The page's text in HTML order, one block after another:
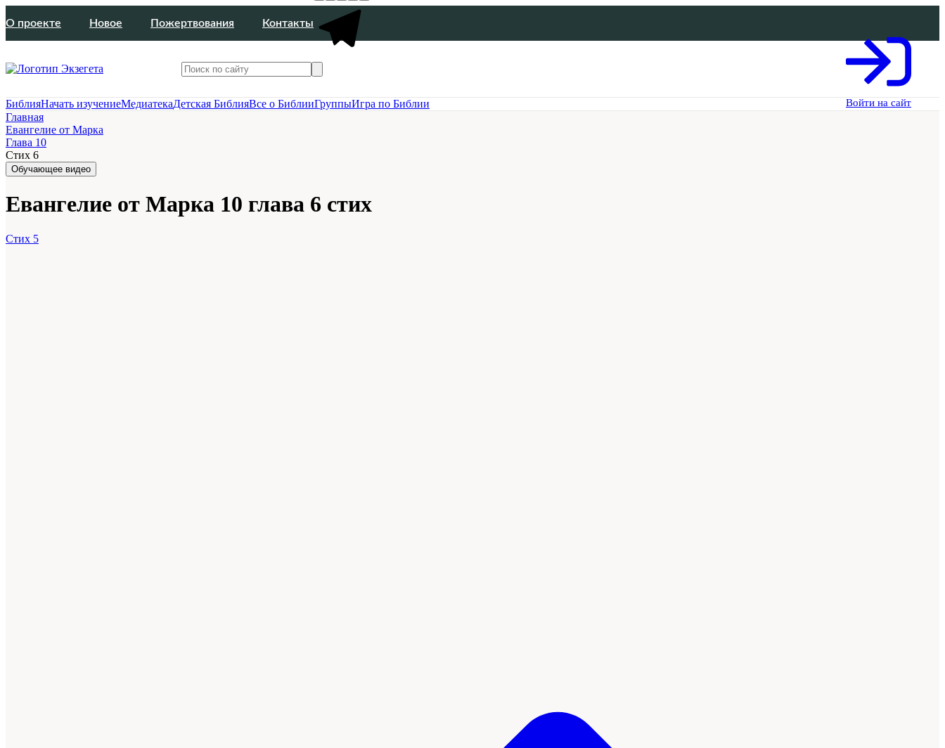
О проекте Новое Пожертвования Контакты
Войти на сайт
БиблияНачать изучениеМедиатекаДетская БиблияВсе о БиблииГруппыИгра по Библии
Главная
Евангелие от Марка
Глава 10
Стих 6
Обучающее видео
Евангелие от Марка 10 глава 6 стих
Стих 5